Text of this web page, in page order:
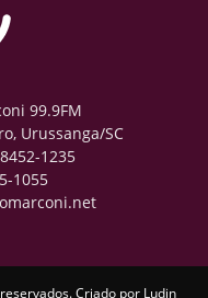
99.9FM
Urussanga/SC
1235
1055
Criado por Ludin